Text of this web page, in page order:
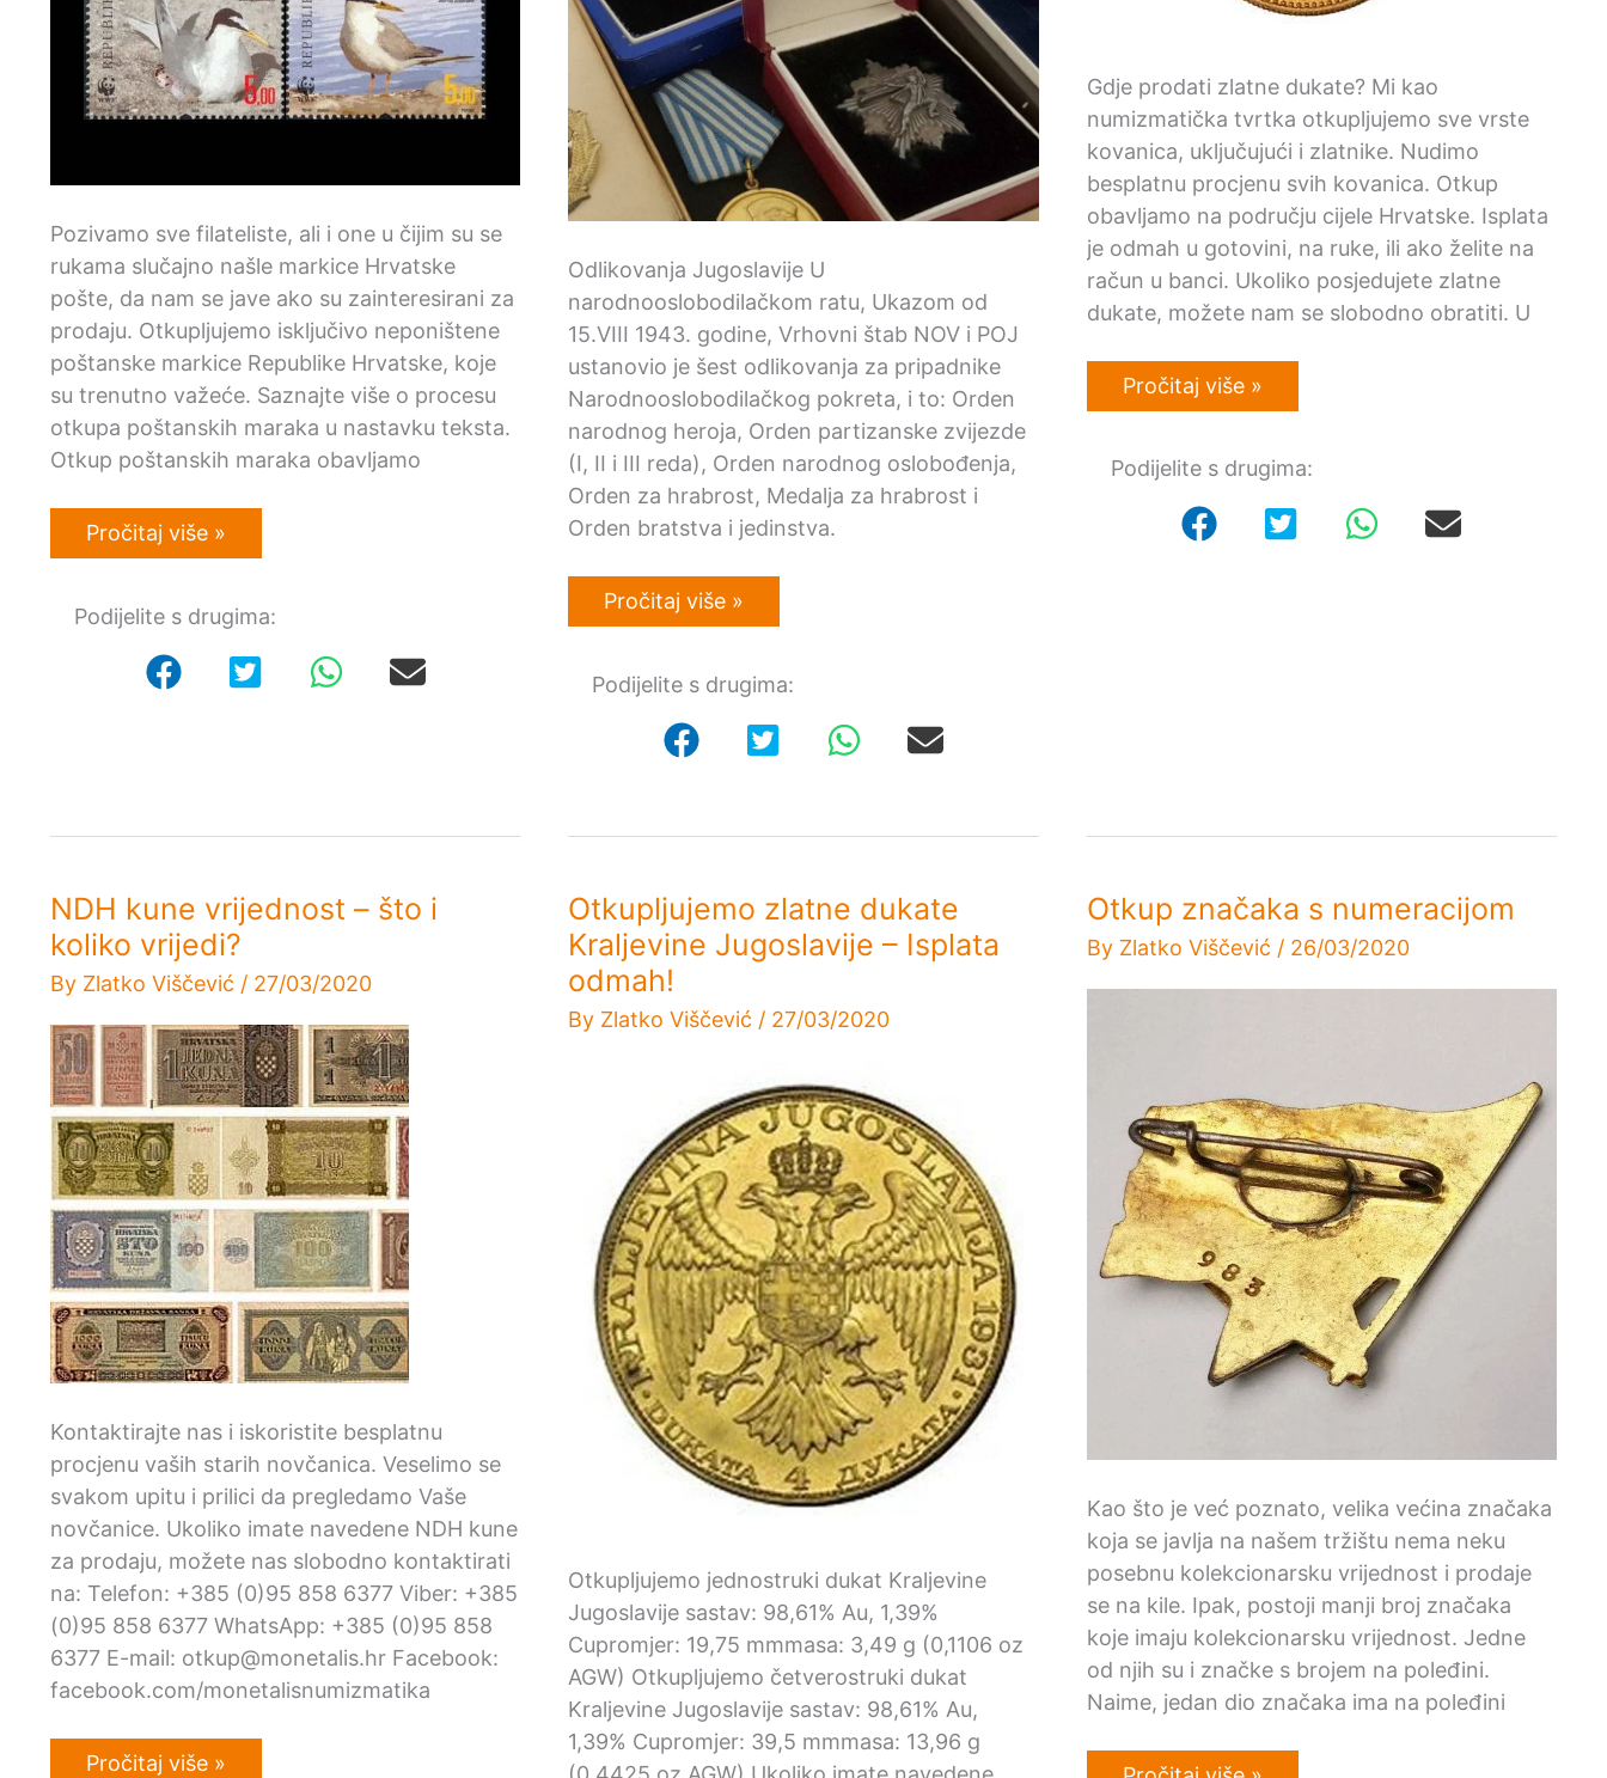
Pozivamo sve filateliste, ali i one u čijim su se
rukama slučajno našle markice Hrvatske
pošte, da nam se jave ako su zainteresirani za
prodaju. Otkupljujemo isključivo neponištene
poštanske markice Republike Hrvatske, koje
su trenutno važeće. Saznajte više o procesu
otkupa poštanskih maraka u nastavku teksta.
Otkup poštanskih maraka obavljamo
Otkup
važećih
maraka
Pročitaj više »
Podijelite s drugima:
Odlikovanja Jugoslavije U
narodnooslobodilačkom ratu, Ukazom od
15.VIII 1943. godine, Vrhovni štab NOV i POJ
ustanovio je šest odlikovanja za pripadnike
Narodnooslobodilačkog pokreta, i to: Orden
narodnog heroja, Orden partizanske zvijezde
(I, II i III reda), Orden narodnog oslobođenja,
Orden za hrabrost, Medalja za hrabrost i
Orden bratstva i jedinstva.
Otkup
odlikovanja
Republike
(SFRJ)
Pročitaj više »
Podijelite s drugima:
Gdje prodati zlatne dukate? Mi kao
numizmatička tvrtka otkupljujemo sve vrste
kovanica, uključujući i zlatnike. Nudimo
besplatnu procjenu svih kovanica. Otkup
obavljamo na području cijele Hrvatske. Isplata
je odmah u gotovini, na ruke, ili ako želite na
račun u banci. Ukoliko posjedujete zlatne
dukate, možete nam se slobodno obratiti. U
Otkup
zlatnih
Pročitaj više »
Podijelite s drugima:
NDH kune vrijednost – što i
koliko vrijedi?
By Zlatko Viščević / 27/03/2020
Kontaktirajte nas i iskoristite besplatnu
procjenu vaših starih novčanica. Veselimo se
svakom upitu i prilici da pregledamo Vaše
novčanice. Ukoliko imate navedene NDH kune
za prodaju, možete nas slobodno kontaktirati
na: Telefon: +385 (0)95 858 6377 Viber: +385
(0)95 858 6377 WhatsApp: +385 (0)95 858
6377 E-mail: otkup@monetalis.hr Facebook:
facebook.com/monetalisnumizmatika
NDH
Pročitaj više »
Otkupljujemo zlatne dukate
Kraljevine Jugoslavije – Isplata
odmah!
By Zlatko Viščević / 27/03/2020
Otkupljujemo jednostruki dukat Kraljevine
Jugoslavije sastav: 98,61% Au, 1,39%
Cupromjer: 19,75 mmmasa: 3,49 g (0,1106 oz
AGW) Otkupljujemo četverostruki dukat
Kraljevine Jugoslavije sastav: 98,61% Au,
1,39% Cupromjer: 39,5 mmmasa: 13,96 g
Otkup značaka s numeracijom
By Zlatko Viščević / 26/03/2020
Kao što je već poznato, velika većina značaka
koja se javlja na našem tržištu nema neku
posebnu kolekcionarsku vrijednost i prodaje
se na kile. Ipak, postoji manji broj značaka
koje imaju kolekcionarsku vrijednost. Jedne
od njih su i značke s brojem na poleđini.
Naime, jedan dio značaka ima na poleđini